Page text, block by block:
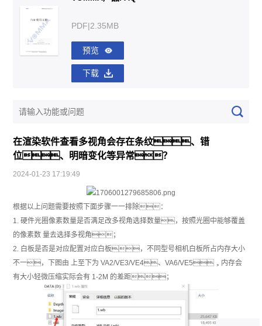
PDF|2.35MB
预览
下载
在渲染软件查看多视角会存在条纹、错
位、明暗变化等异常？
2024-01-23 17:19:49
根据以上问题需要按照下面步骤一一排除：
1. 硬件光圈像素数量是否满足改多视角选择数量，按照光圈中能够覆盖
的像素数 量去选择多视角；
2. 白板是否是对应配置对应白板，不同型号相机白板所占内存大小
不一，下图由 上至下为 VA2/VE3/VE4、VA6/VE5，内存会
有大小轻微压缩实际会有 1-2M 的差距；